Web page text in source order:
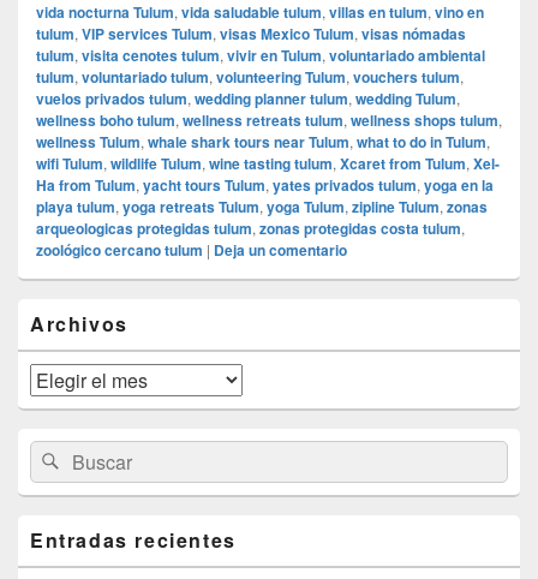
vida nocturna Tulum, vida saludable tulum, villas en tulum, vino en
tulum, VIP services Tulum, visas Mexico Tulum, visas nómadas
tulum, visita cenotes tulum, vivir en Tulum, voluntariado ambiental
tulum, voluntariado tulum, volunteering Tulum, vouchers tulum,
vuelos privados tulum, wedding planner tulum, wedding Tulum,
wellness boho tulum, wellness retreats tulum, wellness shops tulum,
wellness Tulum, whale shark tours near Tulum, what to do in Tulum,
wifi Tulum, wildlife Tulum, wine tasting tulum, Xcaret from Tulum, Xel-
Ha from Tulum, yacht tours Tulum, yates privados tulum, yoga en la
playa tulum, yoga retreats Tulum, yoga Tulum, zipline Tulum, zonas
arqueologicas protegidas tulum, zonas protegidas costa tulum,
zoológico cercano tulum | Deja un comentario
área
de
widget
barra
lateral
primaria
Archivos
Archivos
Buscar
por:
Buscar
Entradas recientes